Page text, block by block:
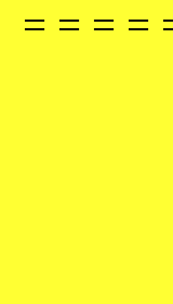
= = = =